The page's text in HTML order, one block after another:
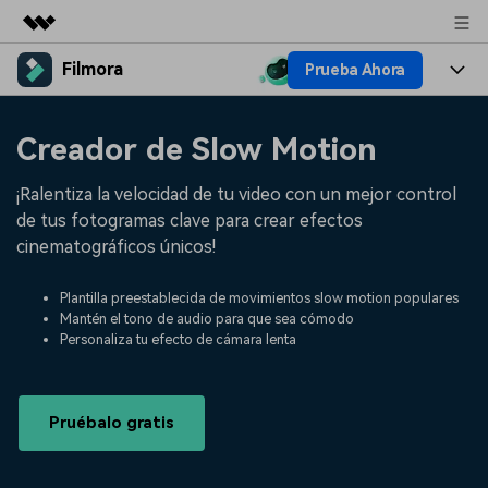
Productos destacados
Utilidades
Soluciones
Sala de prensa
Tienda
Soporte
Filmora Prueba Ahora
Características
Recursos creativos
Video e imagen
Texto
Soluciones
Creación
Recursos
fundamentales de edición de
Ayuda
Contáctanos
Precios
Creador de Slow Motion
¡Ralentiza la velocidad de tu video con un mejor control
de tus fotogramas clave para crear efectos
cinematográficos únicos!
Plantilla preestablecida de movimientos slow motion populares
Mantén el tono de audio para que sea cómodo
Personaliza tu efecto de cámara lenta
Pruébalo gratis